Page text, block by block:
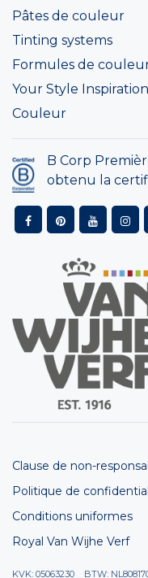
Pâtes de couleur
Tinting systems
Formules de
Your Style Inspiration
Couleur
B Corp
obtenu la
Clause de non-
Politique de
Conditions uniformes
Royal Van Wijhe Verf
KVK: 05063230 BTW: